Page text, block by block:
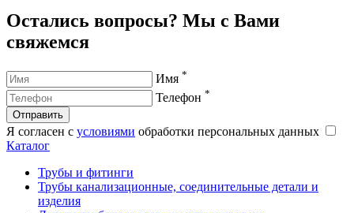
Остались вопросы? Мы с Вами
свяжемся
Имя *
Телефон *
Отправить
Я согласен с условиями обработки персональных данных
Каталог
Трубы и фитинги
Трубы канализационные, соединительные детали и
изделия